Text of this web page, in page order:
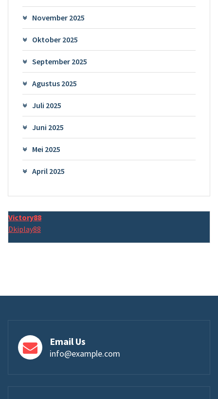
November 2025
Oktober 2025
September 2025
Agustus 2025
Juli 2025
Juni 2025
Mei 2025
April 2025
Victory88
Dkiplay88
Email Us
info@example.com